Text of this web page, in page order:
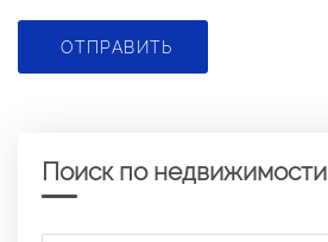
ОТПРАВИТЬ
Поиск по недвижимости